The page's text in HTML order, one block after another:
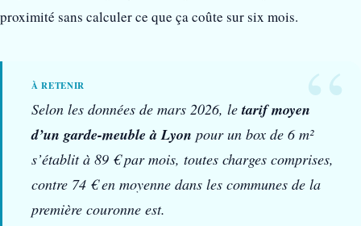
proximité sans calculer ce que ça coûte sur six mois.
Selon les données de mars 2026, letarif moyen
d’un garde-meuble à Lyon pour un box de 6 m²
s’établit à 89 € par mois, toutes charges comprises,
contre 74 € en moyenne dans les communes de la
première couronne est.